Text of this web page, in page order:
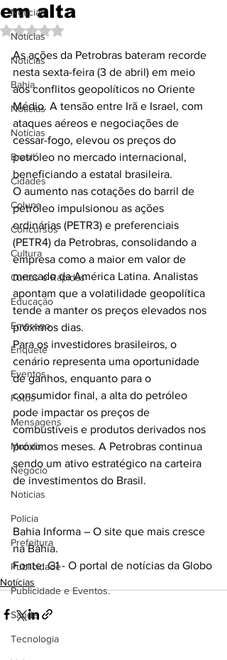
Notícias
Notícias
Notícias
Bahia
Notícias
Notícias
Brasil
Cidades
Coluna
Concursos
Cultura
Curtas e Rápidas
Educação
Emprego
Enquete
Eventos
Fotos
Mensagens
Mundo
Negócio
Noticias
Policia
Prefeitura
Publicidade
Publicidade e Eventos.
Saúde
Tecnologia
em alta
Avaliado com NaN de 5 estrelas.
As ações da Petrobras bateram recorde
nesta sexta-feira (3 de abril) em meio
aos conflitos geopolíticos no Oriente
Médio. A tensão entre Irã e Israel, com
ataques aéreos e negociações de
cessar-fogo, elevou os preços do
petróleo no mercado internacional,
beneficiando a estatal brasileira.
O aumento nas cotações do barril de
petróleo impulsionou as ações
ordinárias (PETR3) e preferenciais
(PETR4) da Petrobras, consolidando a
empresa como a maior em valor de
mercado da América Latina. Analistas
apontam que a volatilidade geopolítica
tende a manter os preços elevados nos
próximos dias.
Para os investidores brasileiros, o
cenário representa uma oportunidade
de ganhos, enquanto para o
consumidor final, a alta do petróleo
pode impactar os preços de
combustíveis e produtos derivados nos
próximos meses. A Petrobras continua
sendo um ativo estratégico na carteira
de investimentos do Brasil.
Bahia Informa – O site que mais cresce
na Bahia.
Fonte: G1 - O portal de notícias da Globo
Notícias